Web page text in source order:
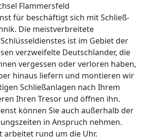
Flammersfeld
für beschäftigt sich mit Schließ-
Die meistverbreitete
ist im Gebiet der
verzweifelte Deutschlander, die
vergessen oder verloren haben,
hinaus liefern und montieren wir
Schließanlagen nach Ihrem
Ihren Tresor und öffnen ihn.
können Sie auch außerhalb der
in Anspruch nehmen.
arbeitet rund um die Uhr.